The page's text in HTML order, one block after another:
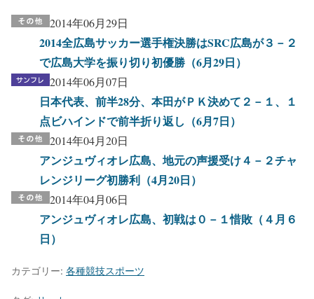
2014年06月29日
2014全広島サッカー選手権決勝はSRC広島が３－２
で広島大学を振り切り初優勝（6月29日）
2014年06月07日
日本代表、前半28分、本田がＰＫ決めて２－１、１
点ビハインドで前半折り返し（6月7日）
2014年04月20日
アンジュヴィオレ広島、地元の声援受け４－２チャ
レンジリーグ初勝利（4月20日）
2014年04月06日
アンジュヴィオレ広島、初戦は０－１惜敗（４月６
日）
カテゴリー: 各種競技スポーツ